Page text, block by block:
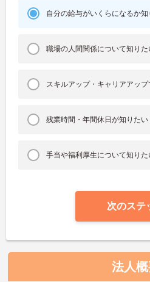
自分の給与がいくらになるか知
職場の人間関係について知りた
スキルアップ・キャリアアッ
残業時間・年間休日が知りたい
手当や福利厚生について知りた
次のステ
法人